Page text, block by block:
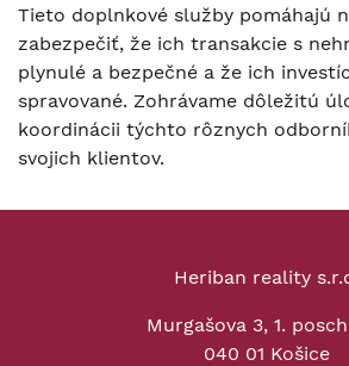
Tieto doplnkové služby pomáhajú
zabezpečiť, že ich transakcie s
plynulé a bezpečné a že ich
spravované. Zohrávame dôležitú
koordinácii týchto rôznych
svojich klientov.
Heriban reality
Murgašova 3, 1.
040 01 Košice